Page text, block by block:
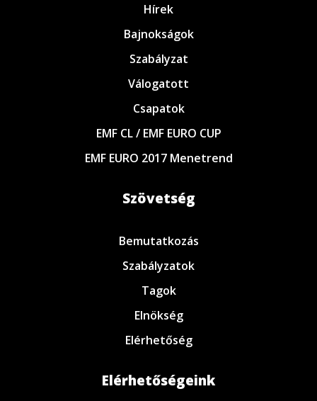
Hírek
Bajnokságok
Szabályzat
Válogatott
Csapatok
EMF CL / EMF EURO CUP
EMF EURO 2017 Menetrend
Szövetség
Bemutatkozás
Szabályzatok
Tagok
Elnökség
Elérhetőség
Elérhetőségeink